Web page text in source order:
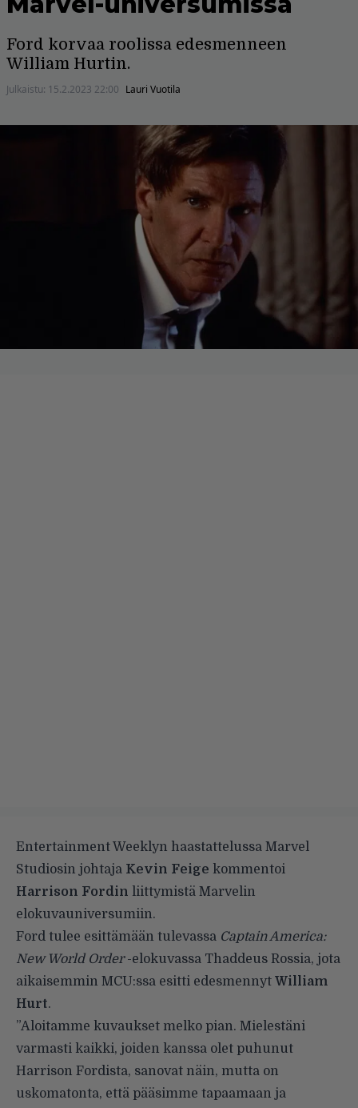
Ford korvaa roolissa edesmenneen
William Hurtin.
Julkaistu: 15.2.2023 22:00 Lauri Vuotila
Entertainment Weeklyn haastattelussa Marvel
Studiosin johtaja Kevin Feige kommentoi
Harrison Fordin liittymistä Marvelin
elokuvauniversumiin.
Ford tulee esittämään tulevassa Captain America:
New World Order-elokuvassa Thaddeus Rossia, jota
aikaisemmin MCU:ssa esitti edesmennyt William
Hurt.
”Aloitamme kuvaukset melko pian. Mielestäni
varmasti kaikki, joiden kanssa olet puhunut
Harrison Fordista, sanovat näin, mutta on
uskomatonta, että pääsimme tapaamaan ja